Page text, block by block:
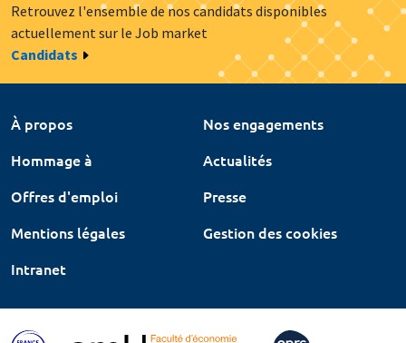
Retrouvez l'ensemble de nos candidats disponibles
actuellement sur le Job market
Candidats
À propos
Nos engagements
Hommage à
Actualités
Offres d'emploi
Presse
Mentions légales
Gestion des cookies
Intranet